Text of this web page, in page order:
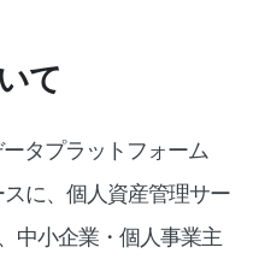
て
タプラットフォーム
に、個人資産管理サー
中小企業・個人事業主